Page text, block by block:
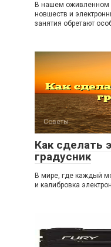
В нашем оживленном
новшеств и
занятия обретают
Советы
Как сделать
градусник
В мире, где каждый
и калибровка